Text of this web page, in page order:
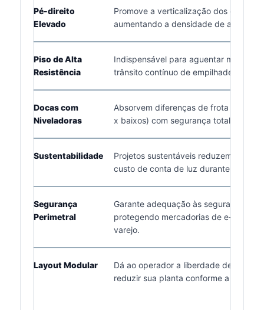
Pé-direito
Elevado
Promove a verticalização dos
aumentando a densidade de
Piso de Alta
Resistência
Indispensável para aguentar
trânsito contínuo de empilhadeiras.
Docas com
Niveladoras
Absorvem diferenças de frota
x baixos) com segurança total.
Sustentabilidade
Projetos sustentáveis reduzem
custo de conta de luz durante o dia.
Segurança
Perimetral
Garante adequação às seguradoras,
protegendo mercadorias de e-
varejo.
Layout Modular
Dá ao operador a liberdade de
reduzir sua planta conforme a